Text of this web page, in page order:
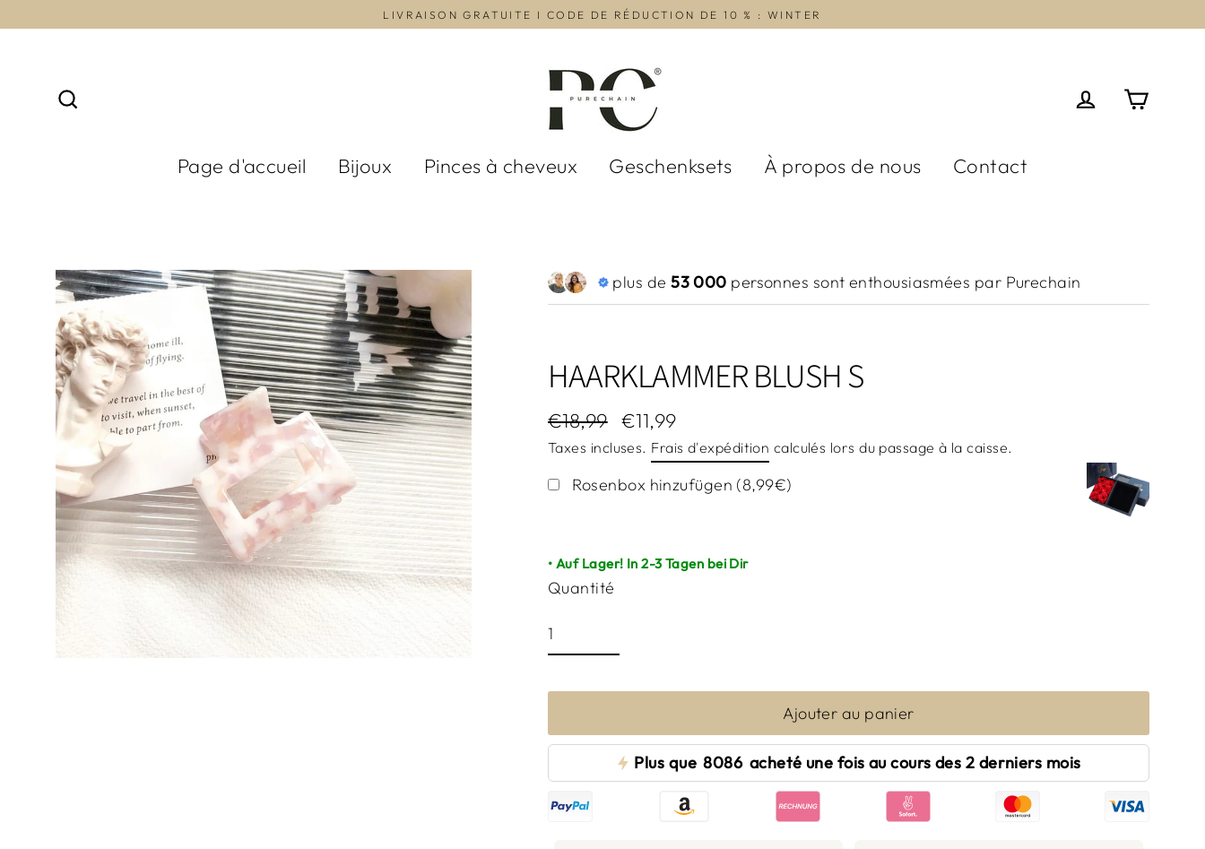
LIVRAISON GRATUITE I CODE DE RÉDUCTION DE 10 % : WINTER
Page d'accueil
Bijoux Pinces à cheveux Geschenksets À propos de nous Contact
plus de53 000 personnes sont enthousiasmées par Purechain
HAARKLAMMER BLUSH S
Prix
régulier
€18,99
Prix
réduit
€11,99
Taxes incluses. Frais d'expédition calculés lors du passage à la caisse.
Rosenbox hinzufügen (8,99€)
• Auf Lager! In 2-3 Tagen bei Dir
Quantité
Ajouter au panier
Plus que 8086 acheté une fois au cours des 2 derniers mois